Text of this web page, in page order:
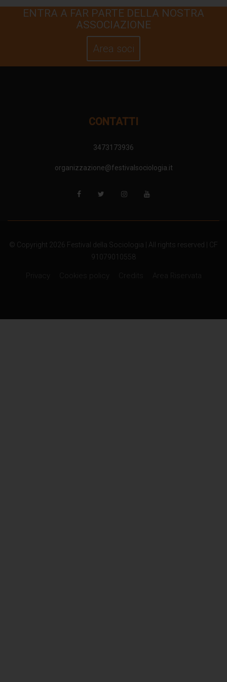
ENTRA A FAR PARTE DELLA NOSTRA
ASSOCIAZIONE
Area soci
CONTATTI
3473173936
organizzazione@festivalsociologia.it
© Copyright 2026 Festival della Sociologia | All rights reserved | CF
91079010558